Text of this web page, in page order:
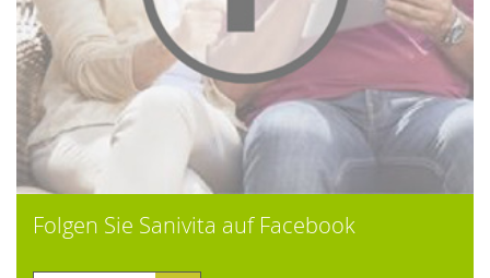
Folgen Sie Sanivita auf Facebook